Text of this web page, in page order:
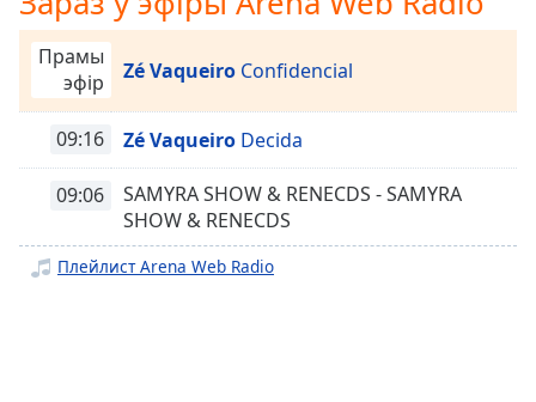
Playback
Rate
Chapters
Chapters
Descriptions
descriptions
off,
Прамы
эфір
Zé Vaqueiro Confidencial
09:16 Zé Vaqueiro Decida
09:06
SAMYRA SHOW & RENECDS - SAMYRA
SHOW & RENECDS
Плейлист Arena Web Radio